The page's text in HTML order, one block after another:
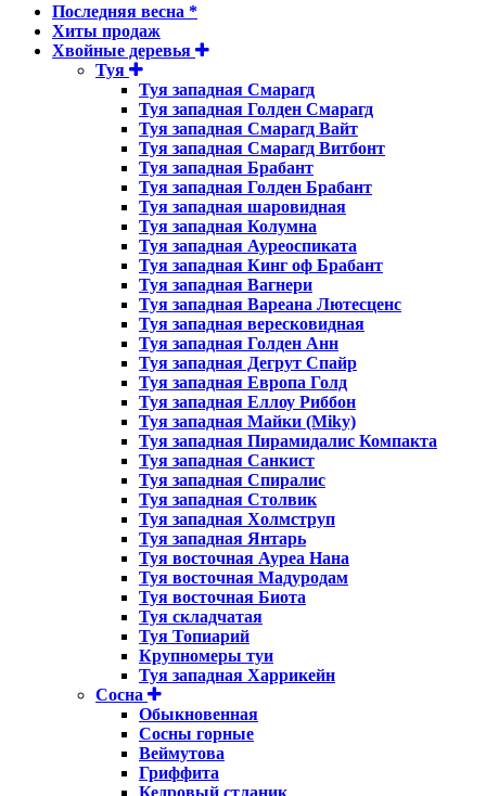
Последняя весна *
Хиты продаж
Хвойные деревья
Туя
Туя западная Смарагд
Туя западная Голден Смарагд
Туя западная Смарагд Вайт
Туя западная Смарагд Витбонт
Туя западная Брабант
Туя западная Голден Брабант
Туя западная шаровидная
Туя западная Колумна
Туя западная Ауреоспиката
Туя западная Кинг оф Брабант
Туя западная Вагнери
Туя западная Вареана Лютесценс
Туя западная вересковидная
Туя западная Голден Анн
Туя западная Дегрут Спайр
Туя западная Европа Голд
Туя западная Еллоу Риббон
Туя западная Майки (Miky)
Туя западная Пирамидалис Компакта
Туя западная Санкист
Туя западная Спиралис
Туя западная Столвик
Туя западная Холмструп
Туя западная Янтарь
Туя восточная Ауреа Нана
Туя восточная Мадуродам
Туя восточная Биота
Туя складчатая
Туя Топиарий
Крупномеры туи
Туя западная Харрикейн
Сосна
Обыкновенная
Сосны горные
Веймутова
Гриффита
Кедровый стланик